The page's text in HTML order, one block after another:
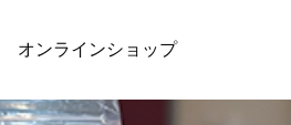
オンラインショップ